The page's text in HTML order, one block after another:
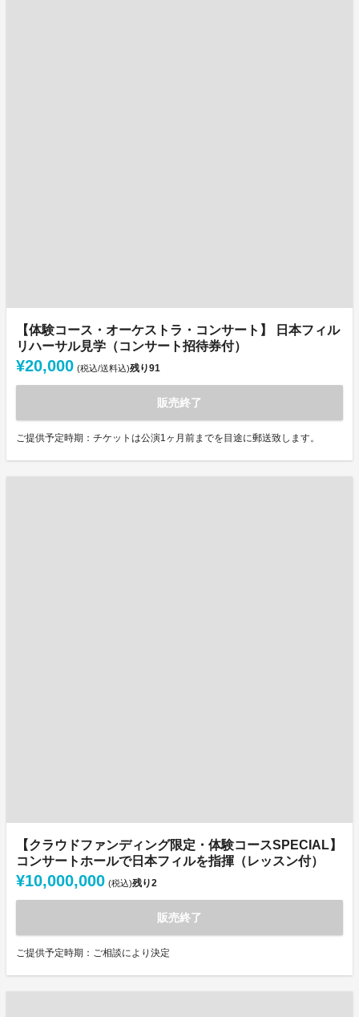
【体験コース・オーケストラ・コンサート】 日本フィル
リハーサル見学（コンサート招待券付）
¥20,000 (税込/送料込)残り91
販売終了
ご提供予定時期：チケットは公演1ヶ月前までを目途に郵送致します。
【クラウドファンディング限定・体験コースSPECIAL】
コンサートホールで日本フィルを指揮（レッスン付）
¥10,000,000 (税込)残り2
販売終了
ご提供予定時期：ご相談により決定